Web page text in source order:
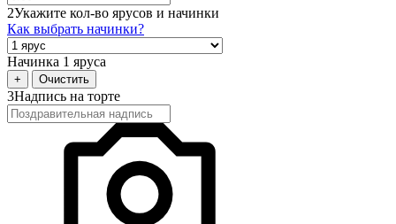
2Укажите кол-во ярусов и начинки
Как выбрать начинки?
Начинка 1 яруса
+ Очистить
3Надпись на торте